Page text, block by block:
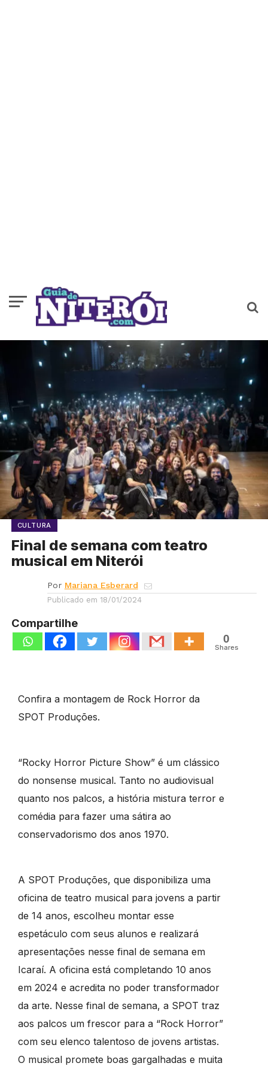
CULTURA
Final de semana com teatro
musical em Niterói
Por Mariana Esberard
Publicado em 18/01/2024
Compartilhe
0
Shares
Confira a montagem de Rock Horror da
SPOT Produções.
“Rocky Horror Picture Show” é um clássico
do nonsense musical. Tanto no audiovisual
quanto nos palcos, a história mistura terror e
comédia para fazer uma sátira ao
conservadorismo dos anos 1970.
A SPOT Produções, que disponibiliza uma
oficina de teatro musical para jovens a partir
de 14 anos, escolheu montar esse
espetáculo com seus alunos e realizará
apresentações nesse final de semana em
Icaraí. A oficina está completando 10 anos
em 2024 e acredita no poder transformador
da arte. Nesse final de semana, a SPOT traz
aos palcos um frescor para a “Rock Horror”
com seu elenco talentoso de jovens artistas.
O musical promete boas gargalhadas e muita